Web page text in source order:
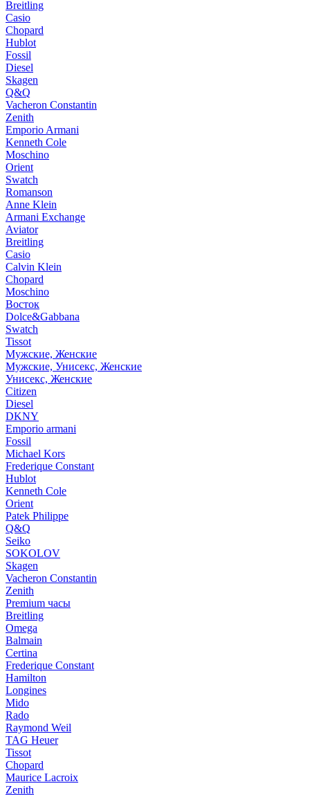
Breitling
Casio
Chopard
Hublot
Fossil
Diesel
Skagen
Q&Q
Vacheron Constantin
Zenith
Emporio Armani
Kenneth Cole
Moschino
Orient
Swatch
Romanson
Anne Klein
Armani Exchange
Aviator
Breitling
Casio
Calvin Klein
Chopard
Moschino
Восток
Dolce&Gabbana
Swatch
Tissot
Мужские, Женские
Мужские, Унисекс, Женские
Унисекс, Женские
Citizen
Diesel
DKNY
Emporio armani
Fossil
Michael Kors
Frederique Constant
Hublot
Kenneth Cole
Orient
Patek Philippe
Q&Q
Seiko
SOKOLOV
Skagen
Vacheron Constantin
Zenith
Premium часы
Breitling
Omega
Balmain
Certina
Frederique Constant
Hamilton
Longines
Mido
Rado
Raymond Weil
TAG Heuer
Tissot
Chopard
Maurice Lacroix
Zenith